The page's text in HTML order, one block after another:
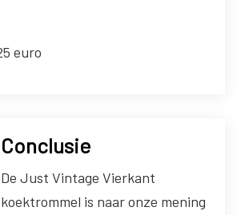
euro
Conclusie
De Just Vintage Vierkant
koektrommel is naar onze mening